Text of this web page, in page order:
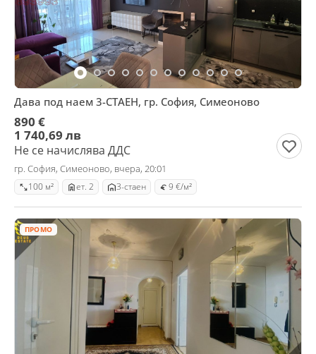
Дава под наем 3-СТАЕН, гр. София, Симеоново
890 €
1 740,69 лв
Не се начислява ДДС
гр. София, Симеоново, вчера, 20:01
100 м² ет. 2 3-стаен 9 €/м²
ПРОМО